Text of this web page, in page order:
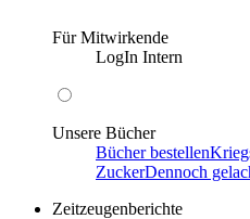
Für Mitwirkende
LogIn Intern
Unsere Bücher
Bücher bestellen
ZuckerDennoch
Zeitzeugenberichte